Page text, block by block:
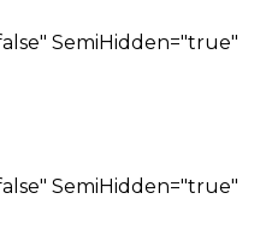
SemiHidden="true"
SemiHidden="true"